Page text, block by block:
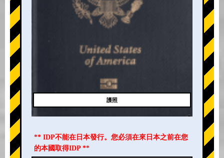
護照
** IDP不能在日本發行。您必須在來日本之前在您
的本國取得IDP **